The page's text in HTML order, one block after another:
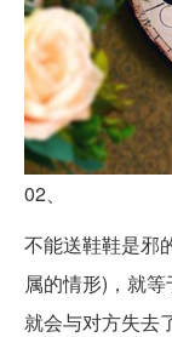
02、
不能送鞋鞋是邪
属的情形)，就
就会与对方失去